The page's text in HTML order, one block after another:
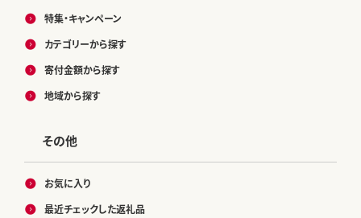
特集・キャンペーン
カテゴリーから探す
寄付金額から探す
地域から探す
その他
お気に入り
最近チェックした返礼品